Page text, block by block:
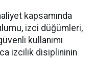
kapsamında
izci düğümleri,
kullanımı
izcilik disiplininin